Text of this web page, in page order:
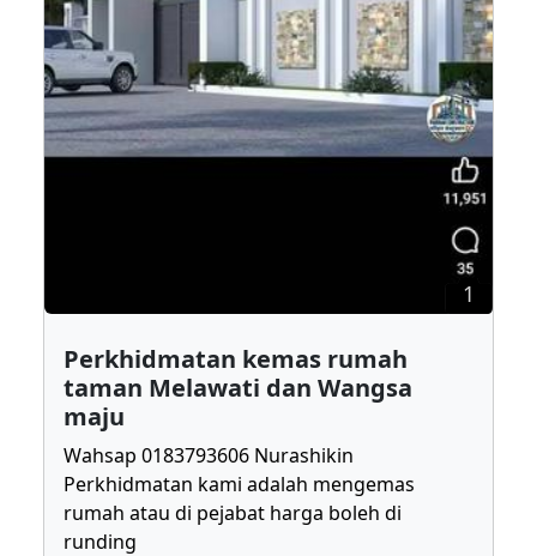
1
Perkhidmatan kemas rumah
taman Melawati dan Wangsa
maju
Wahsap 0183793606 Nurashikin
Perkhidmatan kami adalah mengemas
rumah atau di pejabat harga boleh di
runding